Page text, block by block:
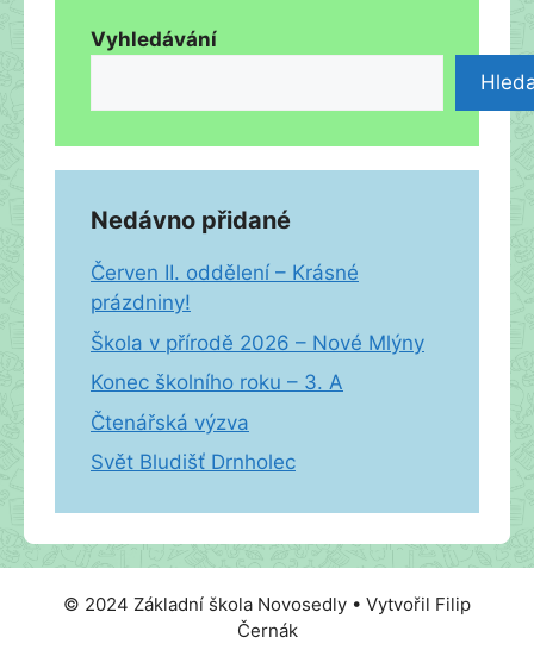
Vyhledávání
Nedávno přidané
Červen II. oddělení – Krásné
prázdniny!
Škola v přírodě 2026 – Nové Mlýny
Konec školního roku – 3. A
Čtenářská výzva
Svět Bludišť Drnholec
© 2024 Základní škola Novosedly • Vytvořil Filip
Černák